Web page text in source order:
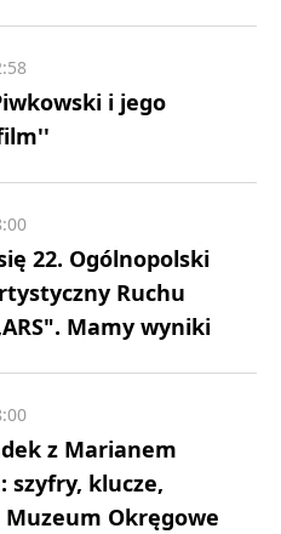
i jego
22. Ogólnopolski
Ruchu
Mamy wyniki
z Marianem
szyfry, klucze,
Okręgowe